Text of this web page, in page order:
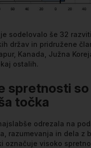
sodelovalo še 32
držav in pridružene
Kanada, Južna
ostalih.
spretnosti so
točka
odrezala na
razumevanja in dela z
označuje visoko